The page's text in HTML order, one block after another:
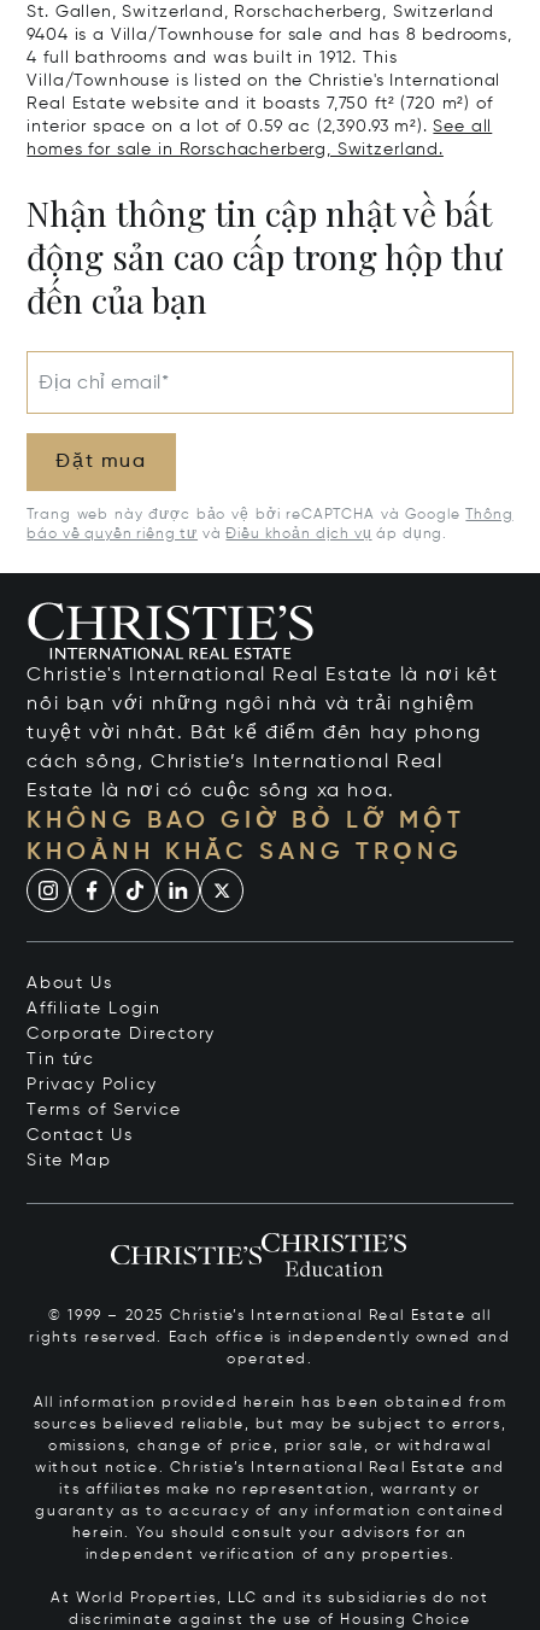
St. Gallen, Switzerland, Rorschacherberg, Switzerland
9404 is a Villa/Townhouse for sale and has 8 bedrooms,
4 full bathrooms and was built in 1912. This
Villa/Townhouse is listed on the Christie's International
Real Estate website and it boasts 7,750 ft² (720 m²) of
interior space on a lot of 0.59 ac (2,390.93 m²).See all
homes for sale in Rorschacherberg, Switzerland.
Nhận thông tin cập nhật về bất
động sản cao cấp trong hộp thư
đến của bạn
Địa chỉ email*
Đặt mua
Trang web này được bảo vệ bởi reCAPTCHA và Google
Thông
báo về quyền riêng tư vàĐiều khoản dịch vụ áp dụng.
Christie's International Real Estate là nơi kết
nối bạn với những ngôi nhà và trải nghiệm
tuyệt vời nhất. Bất kể điểm đến hay phong
cách sống, Christie’s International Real
Estate là nơi có cuộc sống xa hoa.
KHÔNG BAO GIỜ BỎ LỠ MỘT
KHOẢNH KHẮC SANG TRỌNG
About Us
Affiliate Login
Corporate Directory
Tin tức
Privacy Policy
Terms of Service
Contact Us
Site Map
© 1999 – 2025 Christie’s International Real Estate all
rights reserved. Each office is independently owned and
operated.
All information provided herein has been obtained from
sources believed reliable, but may be subject to errors,
omissions, change of price, prior sale, or withdrawal
without notice. Christie’s International Real Estate and
its affiliates make no representation, warranty or
guaranty as to accuracy of any information contained
herein. You should consult your advisors for an
independent verification of any properties.
At World Properties, LLC and its subsidiaries do not
discriminate against the use of Housing Choice